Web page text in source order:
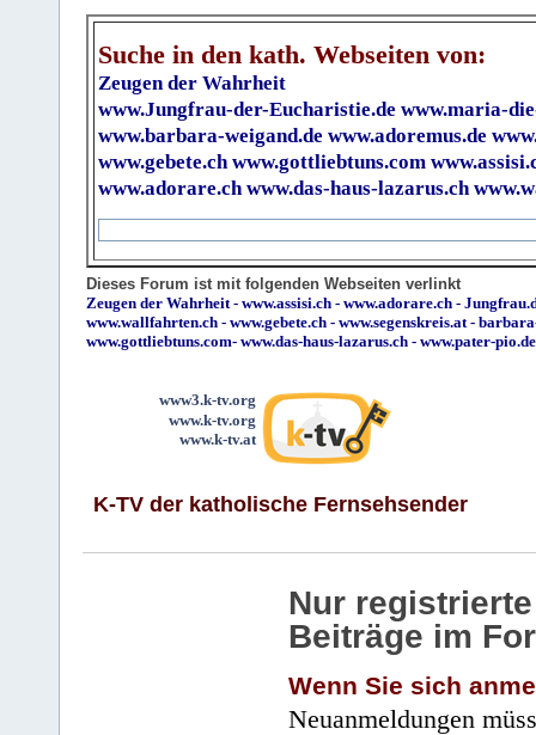
Suche in den kath. Webseiten von:
Zeugen der Wahrheit
www.Jungfrau-der-Eucharistie.de www.maria-
www.barbara-weigand.de www.adoremus.de
www.gebete.ch www.gottliebtuns.com
www.adorare.ch www.das-haus-lazarus.ch
Dieses Forum ist mit folgenden Webseiten verlinkt
Zeugen der Wahrheit- www.assisi.ch - www.adorare.ch -
www.wallfahrten.ch - www.gebete.ch - www.segenskreis.at-
www.gottliebtuns.com- www.das-haus-lazarus.ch - www.pater-pio.de
www3.k-tv.org
www.k-tv.org
www.k-tv.at
K-TV der katholische Fernsehsender
Nur
Beiträge im
Wenn Sie sich
Neuanmeldungen